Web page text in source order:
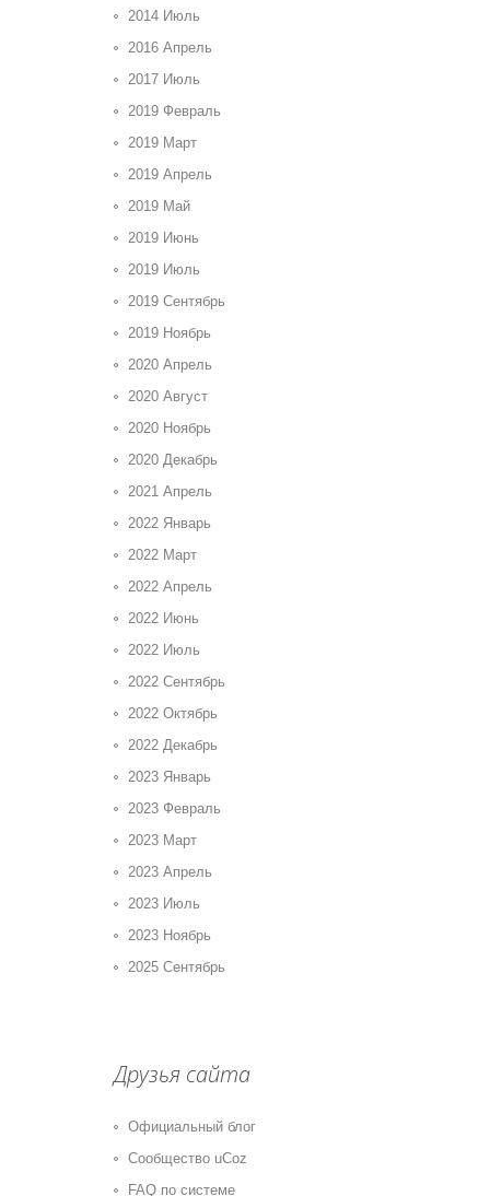
2014 Июль
2016 Апрель
2017 Июль
2019 Февраль
2019 Март
2019 Апрель
2019 Май
2019 Июнь
2019 Июль
2019 Сентябрь
2019 Ноябрь
2020 Апрель
2020 Август
2020 Ноябрь
2020 Декабрь
2021 Апрель
2022 Январь
2022 Март
2022 Апрель
2022 Июнь
2022 Июль
2022 Сентябрь
2022 Октябрь
2022 Декабрь
2023 Январь
2023 Февраль
2023 Март
2023 Апрель
2023 Июль
2023 Ноябрь
2025 Сентябрь
Друзья сайта
Официальный блог
Сообщество uCoz
FAQ по системе